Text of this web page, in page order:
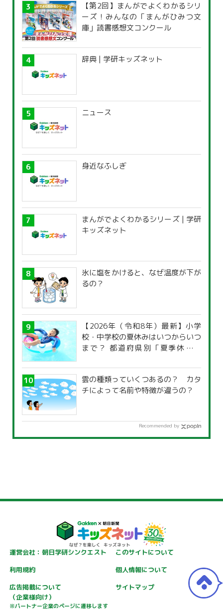
【第2回】まんがでよくわかるシリ
ーズ！みんなの「まんがひみつ文
庫」読書感想文コンクール
辞典 | 学研キッズネット
ニュース
身近なふしぎ
まんがでよくわかるシリーズ | 学研
キッズネット
氷に塩をかけると、なぜ温度が下が
るの？
【2026年（令和8年）最新】小学
校・中学校の夏休みはいつからいつ
まで？ 都道府県別「夏季休暇一
雲の種類っていくつあるの？ カタ
チによって名前や特徴が違うの？
Recommended by
運営会社：朝日学研シンクエスト
このサイトについて
利用規約
個人情報について
広告掲載について
（企業様向け）
※パートナー企業のページに遷移します
サイトマップ